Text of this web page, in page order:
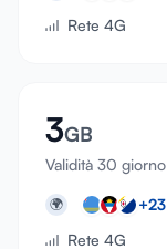
Rete 4G
3GB
Validità 30 giorno
🌍 +23
Rete 4G